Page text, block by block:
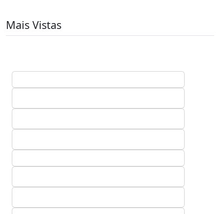
Mais Vistas